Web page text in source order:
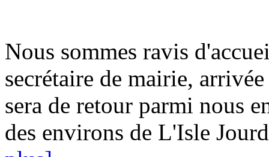
Nous sommes ravis
secrétaire de mairie,
sera de retour parmi nous
des environs de L'Isle